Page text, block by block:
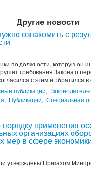
Другие новости
ознакомить с
по должности, которую он
требования Закона о
с этим и обратился в
публикации,
, Публикации, Специальная
применения
организациях
мер в сфере экономики
утверждены Приказом